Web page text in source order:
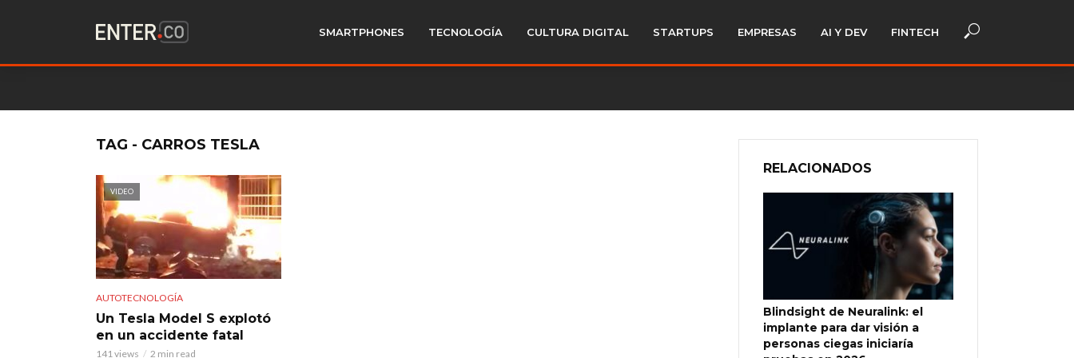
SMARTPHONES TECNOLOGÍA CULTURA DIGITAL STARTUPS EMPRESAS AI Y DEV FINTECH
TAG - CARROS TESLA
VIDEO
AUTOTECNOLOGÍA
Un Tesla Model S explotó
en un accidente fatal
141 views 2 min read
RELACIONADOS
Blindsight de Neuralink: el
implante para dar visión a
personas ciegas iniciaría